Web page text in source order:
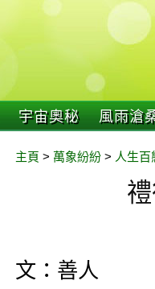
宇宙奧秘 風雨滄
主頁 > 萬象紛紛 > 人生百
文：善人